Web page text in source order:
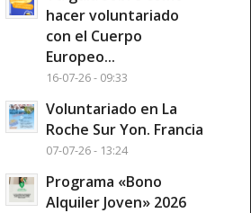
hacer voluntariado
con el Cuerpo
Europeo...
16-07-26 - 09:33
Voluntariado en La
Roche Sur Yon. Francia
07-07-26 - 13:24
Programa «Bono
Alquiler Joven» 2026